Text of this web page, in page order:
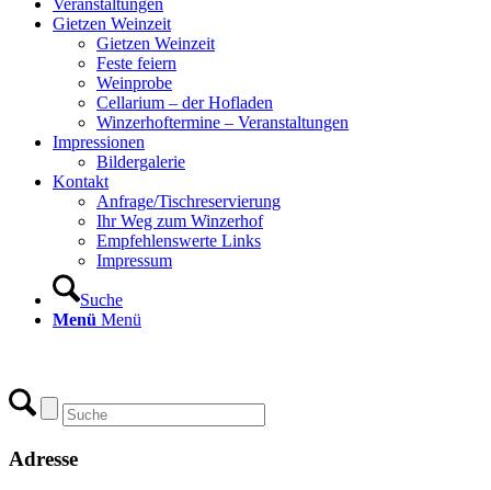
Veranstaltungen
Gietzen Weinzeit
Gietzen Weinzeit
Feste feiern
Weinprobe
Cellarium – der Hofladen
Winzerhoftermine – Veranstaltungen
Impressionen
Bildergalerie
Kontakt
Anfrage/Tischreservierung
Ihr Weg zum Winzerhof
Empfehlenswerte Links
Impressum
Suche
Menü Menü
Adresse